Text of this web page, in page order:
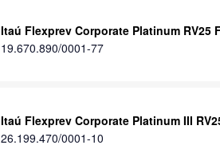
Itaú Flexprev Corporate Platinum RV25
19.670.890/0001-77
Itaú Flexprev Corporate Platinum III
26.199.470/0001-10